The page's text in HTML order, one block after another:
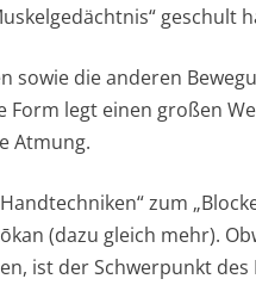
geschult
sowie die anderen
Form legt einen großen
Atmung.
zum
(dazu gleich mehr).
ist der Schwerpunkt